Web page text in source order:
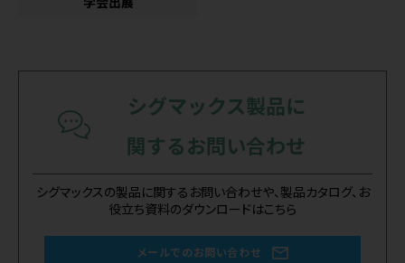
シグマックス製品に
関するお問い合わせ
シグマックスの製品に関するお問い合わせや、製品カタログ、お
役立ち資料のダウンロードはこちら
メールでのお問い合わせ